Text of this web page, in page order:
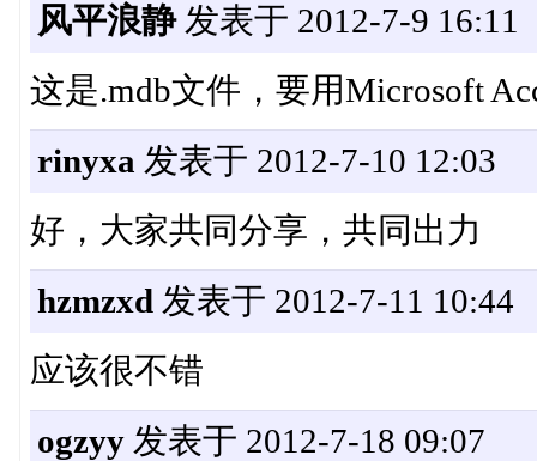
风平浪静发表于 2012-7-9 16:11
这是.mdb文件，要用Microsoft
rinyxa 发表于 2012-7-10 12:03
好，大家共同分享，共同出力
hzmzxd 发表于 2012-7-11 10:44
应该很不错
ogzyy发表于 2012-7-18 09:07